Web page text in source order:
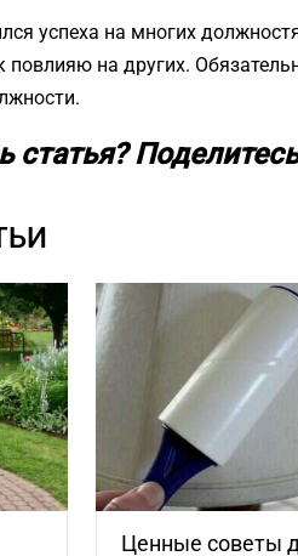
успеха на многих
повлияю на других.
статья?
Ценные советы